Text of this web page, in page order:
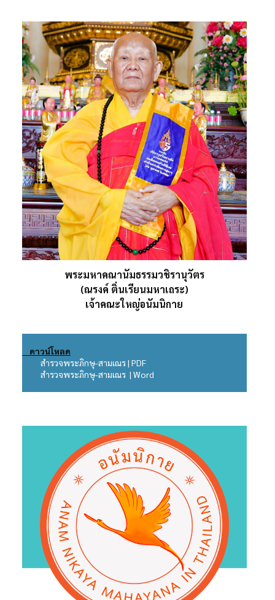
พระมหาคณานัมธรรมวชิรานุวัตร
(ณรงค์ ติ่นเรียนมหาเถระ)
เจ้าคณะใหญ่อนัมนิกาย
ดาวน์โหลด
สำรวจพระภิกษุ-สามเณร | PDF
สำรวจพระภิกษุ-สามเณร | Word